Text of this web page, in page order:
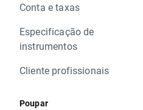
Conta e taxas
Especificação de
instrumentos
Cliente profissionais
Poupar